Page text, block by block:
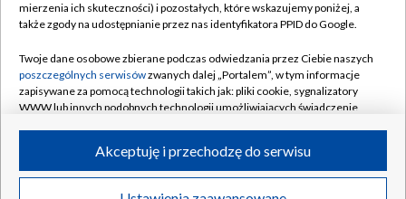
Naziemna Telewizja Cyfrowa
Rada Programowa
System NOS
Informacje o nadawcy
Program dla prasy
Pomoc
Kontakt
Kanały
©2026 Telewizja Polska S.A. w likwidacji
mierzenia ich skuteczności) i pozostałych, które wskazujemy poniżej, a
także zgody na udostępnianie przez nas identyfikatora PPID do Google.
Twoje dane osobowe zbierane podczas odwiedzania przez Ciebie naszych
poszczególnych serwisówzwanych dalej „Portalem”, w tym informacje
zapisywane za pomocą technologii takich jak: pliki cookie, sygnalizatory
WWW lub innych podobnych technologii umożliwiających świadczenie
ruchu w Internecie.
Twoje dane osobowe zbierane podczas odwiedzania przez Ciebie
Akceptuję i przechodzę do serwisu